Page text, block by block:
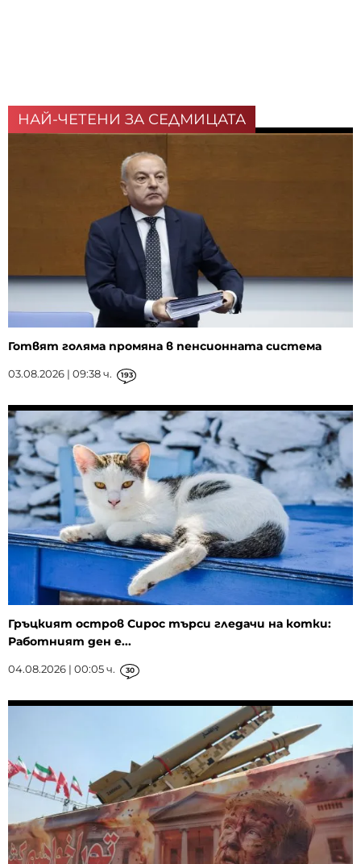
НАЙ-ЧЕТЕНИ ЗА СЕДМИЦАТА
Готвят голяма промяна в пенсионната система
03.08.2026 | 09:38 ч. 193
Гръцкият остров Сирос търси гледачи на котки:
Работният ден е...
04.08.2026 | 00:05 ч. 30